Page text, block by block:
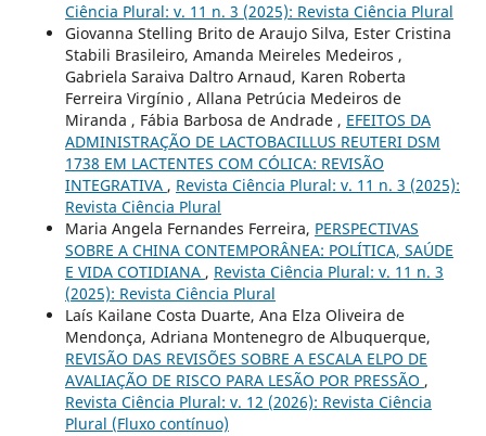
Ciência Plural: v. 11 n. 3 (2025): Revista Ciência Plural
Giovanna Stelling Brito de Araujo Silva, Ester Cristina
Stabili Brasileiro, Amanda Meireles Medeiros ,
Gabriela Saraiva Daltro Arnaud, Karen Roberta
Ferreira Virgínio , Allana Petrúcia Medeiros de
Miranda , Fábia Barbosa de Andrade , EFEITOS DA
ADMINISTRAÇÃO DE LACTOBACILLUS REUTERI DSM
1738 EM LACTENTES COM CÓLICA: REVISÃO
INTEGRATIVA , Revista Ciência Plural: v. 11 n. 3 (2025):
Revista Ciência Plural
Maria Angela Fernandes Ferreira, PERSPECTIVAS
SOBRE A CHINA CONTEMPORÂNEA: POLÍTICA, SAÚDE
E VIDA COTIDIANA , Revista Ciência Plural: v. 11 n. 3
(2025): Revista Ciência Plural
Laís Kailane Costa Duarte, Ana Elza Oliveira de
Mendonça, Adriana Montenegro de Albuquerque,
REVISÃO DAS REVISÕES SOBRE A ESCALA ELPO DE
AVALIAÇÃO DE RISCO PARA LESÃO POR PRESSÃO ,
Revista Ciência Plural: v. 12 (2026): Revista Ciência
Plural (Fluxo contínuo)